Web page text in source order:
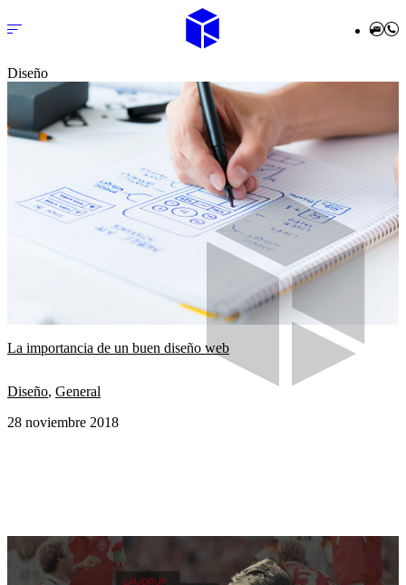
inicio
nosotros
servicios
diseño web a medida
desarrollo en wordpress
mantenimiento wpo
clientes
Diseño
La importancia de un buen diseño web
Diseño, General
28 noviembre 2018